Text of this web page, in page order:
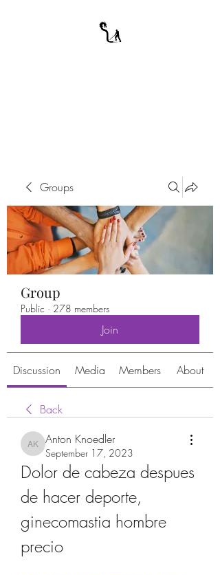
Groups
Group
Public · 278 members
Join
Discussion Media Members About
Back
Anton Knoedler
Anton Knoedler
September 17, 2023
Dolor de cabeza despues
de hacer deporte,
ginecomastia hombre
precio